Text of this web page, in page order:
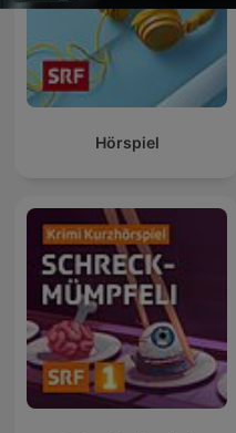
Hörspiel